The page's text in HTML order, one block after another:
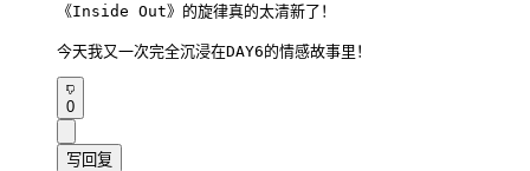
《Inside Out》的旋律真的太清新了！
今天我又一次完全沉浸在DAY6的情感故事里！
0
写回复